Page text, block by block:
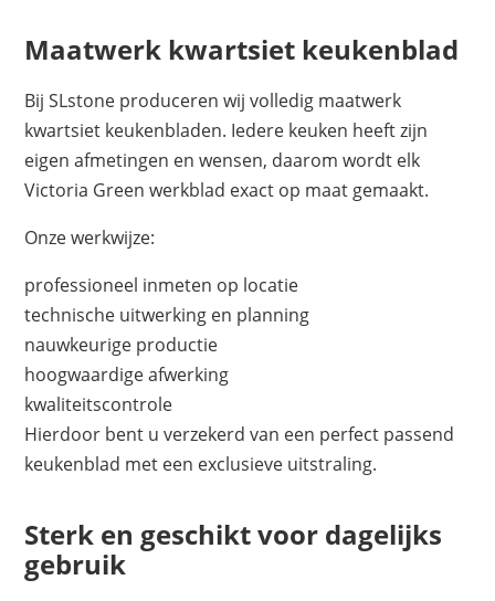
Maatwerk kwartsiet keukenblad
Bij SLstone produceren wij volledig maatwerk
kwartsiet keukenbladen. Iedere keuken heeft zijn
eigen afmetingen en wensen, daarom wordt elk
Victoria Green werkblad exact op maat gemaakt.
Onze werkwijze:
professioneel inmeten op locatie
technische uitwerking en planning
nauwkeurige productie
hoogwaardige afwerking
kwaliteitscontrole
Hierdoor bent u verzekerd van een perfect passend
keukenblad met een exclusieve uitstraling.
Sterk en geschikt voor dagelijks
gebruik